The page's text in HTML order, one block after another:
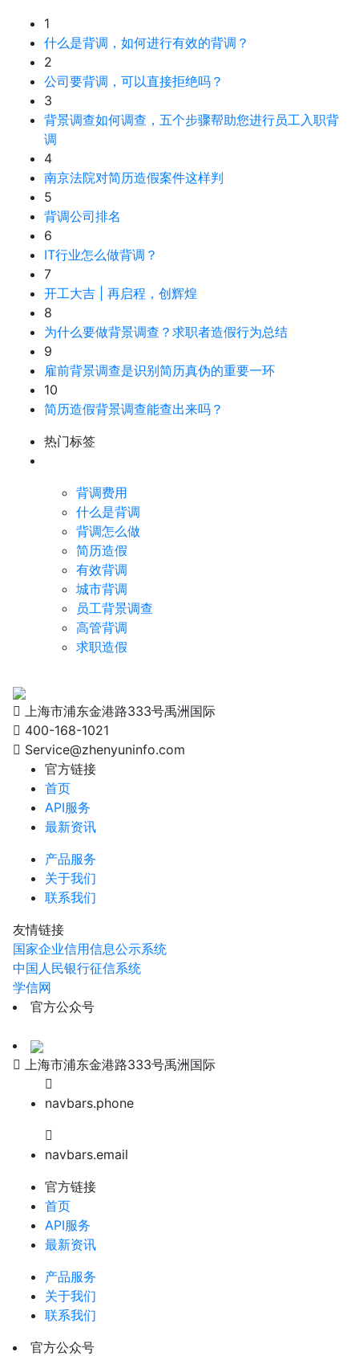
1
什么是背调，如何进行有效的背调？
2
公司要背调，可以直接拒绝吗？
3
背景调查如何调查，五个步骤帮助您进行员工入职背
调
4
南京法院对简历造假案件这样判
5
背调公司排名
6
IT行业怎么做背调？
7
开工大吉 | 再启程，创辉煌
8
为什么要做背景调查？求职者造假行为总结
9
雇前背景调查是识别简历真伪的重要一环
10
简历造假背景调查能查出来吗？
热门标签
背调费用
什么是背调
背调怎么做
简历造假
有效背调
城市背调
员工背景调查
高管背调
求职造假
上海市浦东金港路333号禹洲国际
400-168-1021
Service@zhenyuninfo.com
官方链接
首页
API服务
最新资讯
产品服务
关于我们
联系我们
友情链接
国家企业信用信息公示系统
中国人民银行征信系统
学信网
官方公众号
上海市浦东金港路333号禹洲国际
navbars.phone
navbars.email
官方链接
首页
API服务
最新资讯
产品服务
关于我们
联系我们
官方公众号